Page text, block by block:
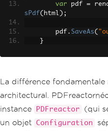
var pdf =
sPdf( html );
        pdf
. SaveAs(
}
La différence fondamentale
architectural.
instance
PDFreactor
(qui
un objet Configuration